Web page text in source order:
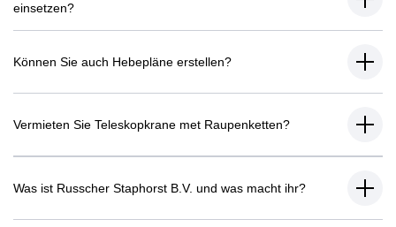
einsetzen?
Können Sie auch Hebepläne erstellen?
Vermieten Sie Teleskopkrane met Raupenketten?
Was ist Russcher Staphorst B.V. und was macht ihr?